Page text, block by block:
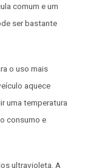
comum e um
ser bastante
o uso mais
aquece
uma temperatura
consumo e
ultravioleta. A